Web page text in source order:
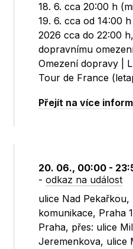
18. 6. cca 20:00 h
19. 6. cca od 14:00
2026 cca do 22:00
dopravnímu
Omezení dopravy |
Tour de France
Přejít na více
20. 06., 00:00 -
-odkaz na událost
ulice Nad
komunikace, Praha
Praha, přes: ulice
Jeremenkova, ulice